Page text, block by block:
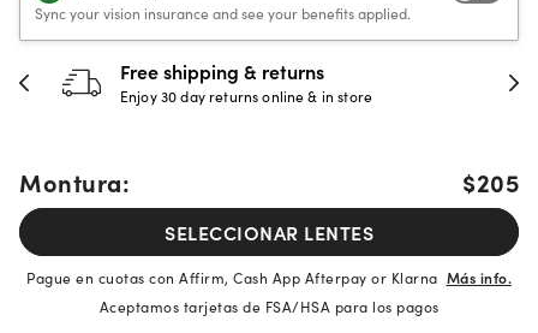
Sync your vision insurance and see your benefits applied.
Free shipping & returns
Enjoy 30 day returns online & in store
Montura: $205
SELECCIONAR LENTES
Pague en cuotas con Affirm, Cash App Afterpay or Klarna Más info.
Aceptamos tarjetas de FSA/HSA para los pagos